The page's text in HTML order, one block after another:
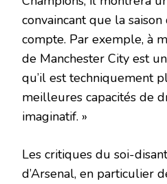
convaincant que la
compte. Par exemple, à
de Manchester City est
qu’il est techniquement
meilleures capacités de
imaginatif. »
Les critiques du soi-
d’Arsenal, en particulier